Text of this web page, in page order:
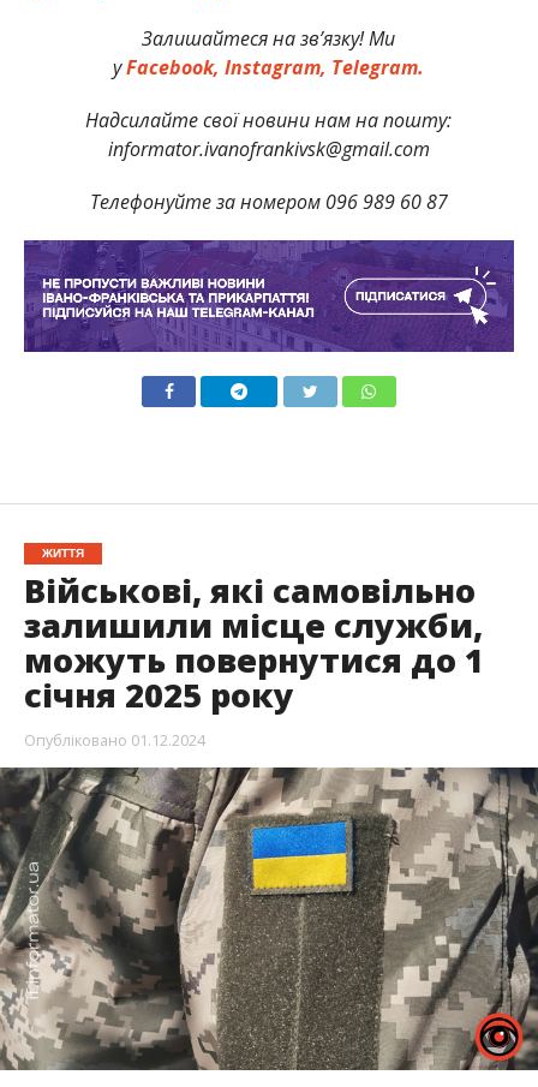
Залишайтеся на зв’язку! Ми
уFacebook, Instagram, Telegram.
Надсилайте свої новини нам на пошту:
informator.ivanofrankivsk@gmail.com
Телефонуйте за номером 096 989 60 87
ЖИТТЯ
Військові, які самовільно
залишили місце служби,
можуть повернутися до 1
січня 2025 року
Опубліковано 01.12.2024